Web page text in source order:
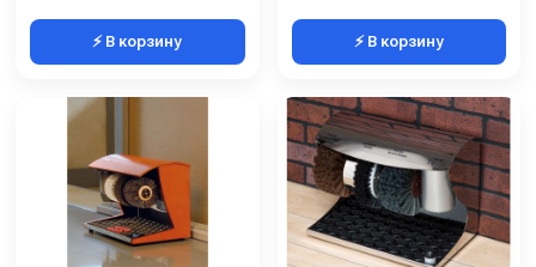
⚡ В корзину ⚡ В корзину